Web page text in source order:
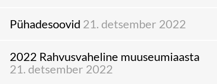
Pühadesoovid 21. detsember 2022
2022 Rahvusvaheline muuseumiaasta
21. detsember 2022